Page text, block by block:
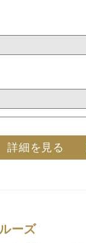
詳細を見る
ーズ